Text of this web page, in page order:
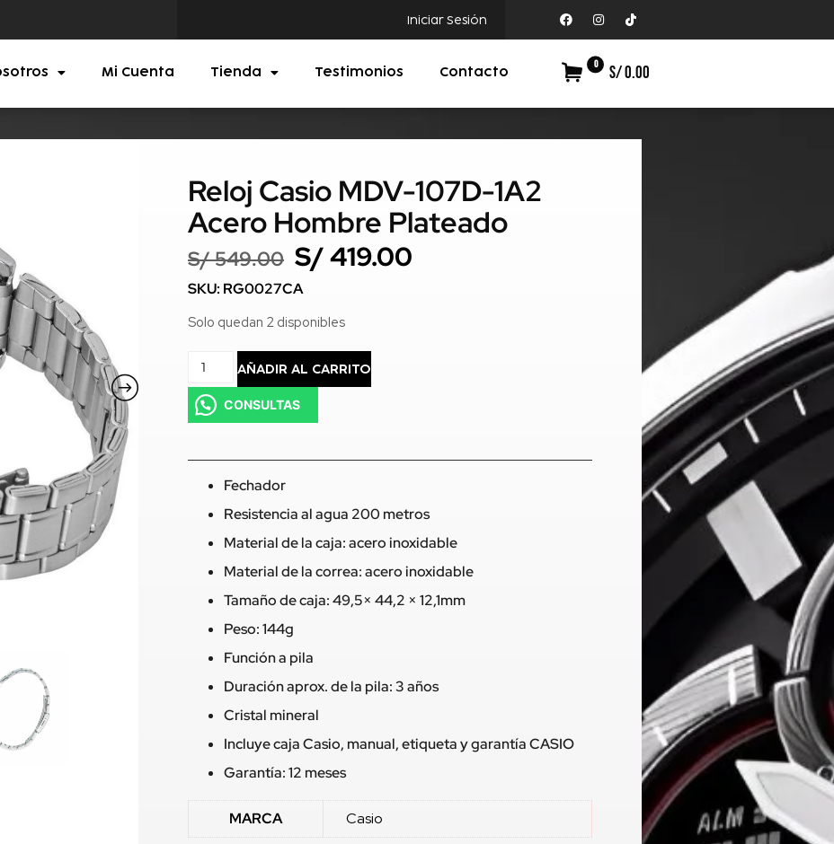
Iniciar Sesión
Mi Cuenta Tienda Testimonios Contacto
0 S/ 0.00
Reloj Casio MDV-107D-1A2
Acero Hombre Plateado
S/549.00 S/419.00
SKU: RG0027CA
Solo quedan 2 disponibles
AÑADIR AL CARRITO
CONSULTAS
Fechador
Resistencia al agua 200 metros
Material de la caja: acero inoxidable
Material de la correa: acero inoxidable
Tamaño de caja: 49,5× 44,2 × 12,1mm
Peso: 144g
Función a pila
Duración aprox. de la pila: 3 años
Cristal mineral
Incluye caja Casio, manual, etiqueta y garantía CASIO
Garantía: 12 meses
MARCA Casio